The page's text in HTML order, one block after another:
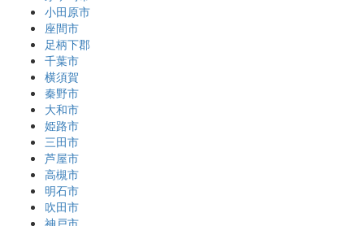
小田原市
座間市
足柄下郡
千葉市
横須賀
秦野市
大和市
姫路市
三田市
芦屋市
高槻市
明石市
吹田市
神戸市